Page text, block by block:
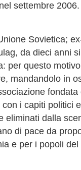
settembre 2006.
Sovietica;
da dieci anni
per questo
mandandolo in
i capiti politici
eliminati dalla
di pace da
e per i popoli